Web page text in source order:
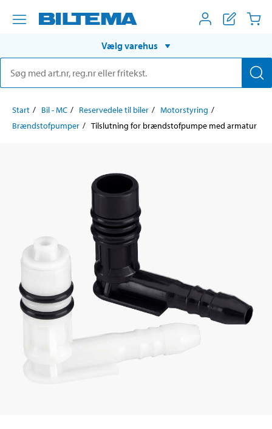
Vælg varehus
Start Bil - MC Reservedele til biler
Motorstyring
Brændstofpumper
Tilslutning for brændstofpumpe med armatur